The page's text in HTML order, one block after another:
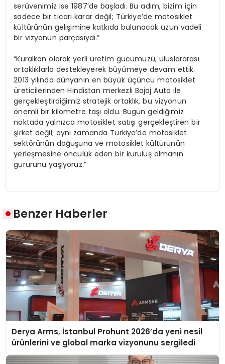
serüvenimiz ise 1987’de başladı. Bu adım, bizim için
sadece bir ticari karar değil; Türkiye’de motosiklet
kültürünün gelişimine katkıda bulunacak uzun vadeli
bir vizyonun parçasıydı.”
“Kuralkan olarak yerli üretim gücümüzü, uluslararası
ortaklıklarla destekleyerek büyümeye devam ettik.
2013 yılında dünyanın en büyük üçüncü motosiklet
üreticilerinden Hindistan merkezli Bajaj Auto ile
gerçekleştirdiğimiz stratejik ortaklık, bu vizyonun
önemli bir kilometre taşı oldu. Bugün geldiğimiz
noktada yalnızca motosiklet satışı gerçekleştiren bir
şirket değil; aynı zamanda Türkiye’de motosiklet
sektörünün doğuşuna ve motosiklet kültürünün
yerleşmesine öncülük eden bir kuruluş olmanın
gururunu yaşıyoruz.”
Benzer Haberler
Derya Arms, İstanbul Prohunt 2026’da yeni nesil
ürünlerini ve global marka vizyonunu sergiledi